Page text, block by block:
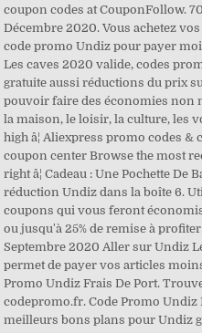
coupon codes at CouponFollow.
Décembre 2020. Vous achetez
code promo Undiz pour payer
Les caves 2020 valide, codes
gratuite aussi réductions du prix
pouvoir faire des économies non
la maison, le loisir, la culture, les
high â¦ Aliexpress promo codes
coupon center Browse the most
right â¦ Cadeau : Une Pochette De
réduction Undiz dans la boîte 6.
coupons qui vous feront
ou jusqu'à 25% de remise à
Septembre 2020 Aller sur Undiz
permet de payer vos articles
Promo Undiz Frais De Port.
codepromo.fr. Code Promo Undiz
meilleurs bons plans pour Undiz